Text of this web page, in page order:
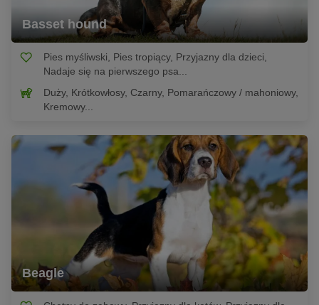
Basset hound
Pies myśliwski, Pies tropiący, Przyjazny dla dzieci,
Nadaje się na pierwszego psa...
Duży, Krótkowłosy, Czarny, Pomarańczowy / mahoniowy,
Kremowy...
Beagle